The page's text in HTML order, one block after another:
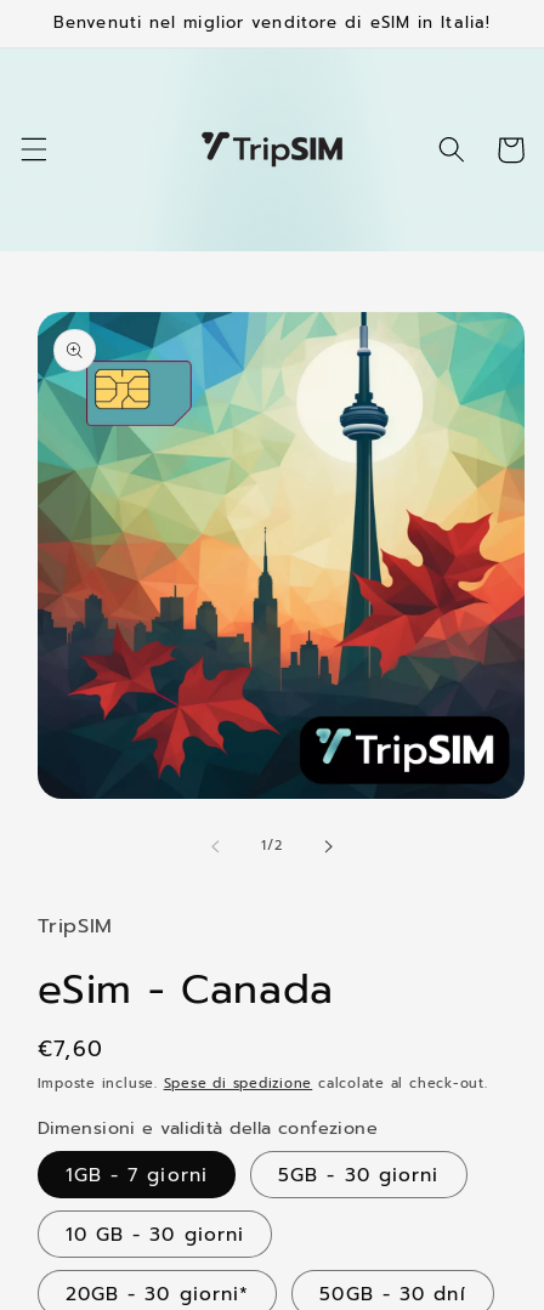
direttamente
Benvenuti nel miglior venditore di eSIM in Italia!
informazioni
prodotto
modale
1/su
2
TripSIM
eSim - Canada
Prezzo
di
€7,60
Imposte incluse. Spese di spedizione calcolate al check-out.
Dimensioni e validità della confezione
1GB - 7 giorni 5GB - 30 giorni
10 GB - 30 giorni
20GB - 30 giorni* 50GB - 30 dní